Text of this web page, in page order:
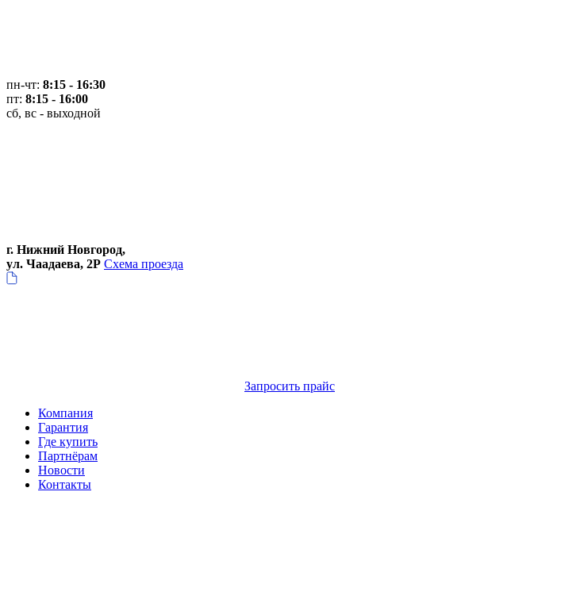
пн-чт: 8:15 - 16:30
пт: 8:15 - 16:00
сб, вс - выходной
г. Нижний Новгород,
ул. Чаадаева, 2Р Схема проезда
Запросить прайс
Компания
Гарантия
Где купить
Партнёрам
Новости
Контакты